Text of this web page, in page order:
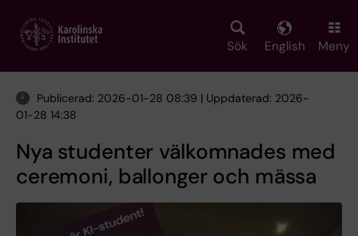
main
Sök English Meny
Publicerad: 2026-01-28 08:39 | Uppdaterad: 2026-
01-28 14:38
Nya studenter välkomnades med
ceremoni, ballonger och mässa